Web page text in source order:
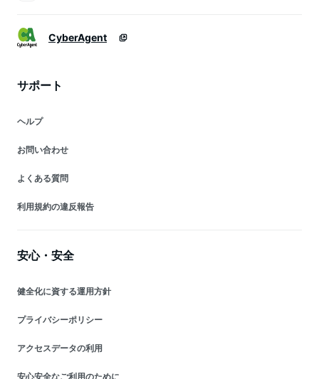
CyberAgent
サポート
ヘルプ
お問い合わせ
よくある質問
利用規約の違反報告
安心・安全
健全化に資する運用方針
プライバシーポリシー
アクセスデータの利用
安心安全なご利用のために